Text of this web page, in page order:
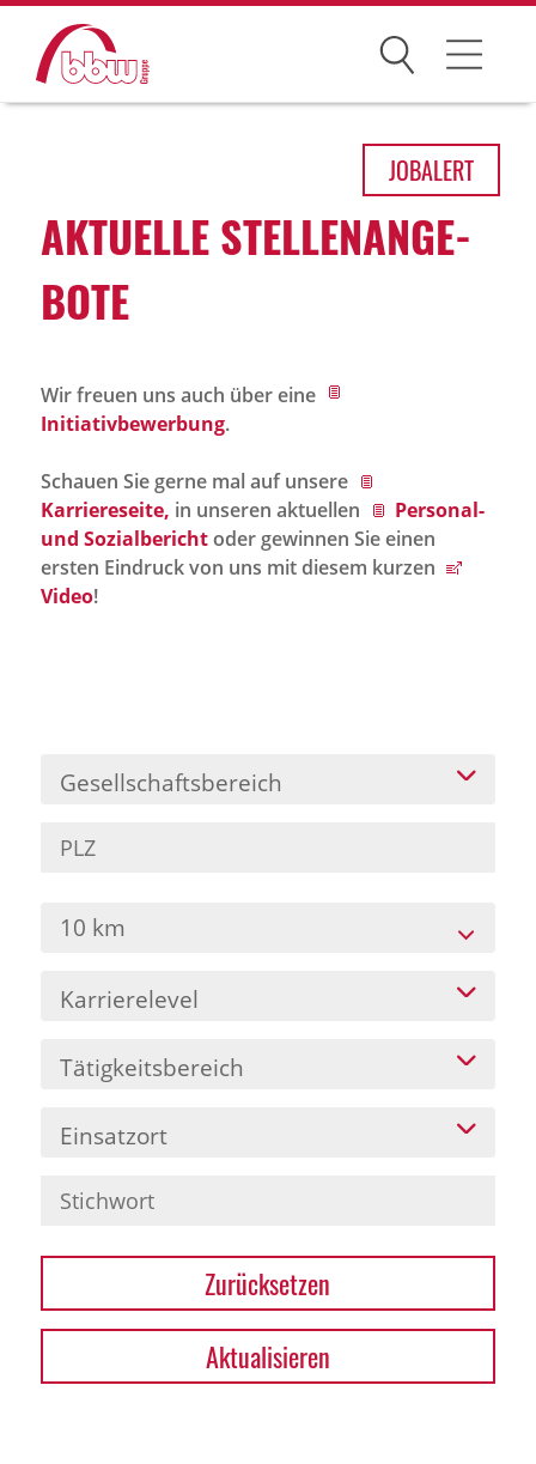
Suchen
Über uns
Historie
bbw als Arbeitgeber
Jobportal
Presse und Medien
Karriere
Presse
News Archiv
JOBALERT
AKTU­ELLE STEL­LEN­AN­GE­
BOTE
Wir freuen uns auch über eine
Initiativbewerbung.
Schauen Sie gerne mal auf unsere
Karriereseite, in unseren aktuellen
Personal-
und Sozialberichtoder gewinnen Sie einen
ersten Eindruck von uns mit diesem kurzen
Video!
Gesellschaftsbereich
10 km
Karrierelevel
Tätigkeitsbereich
Einsatzort
Zurücksetzen
Aktualisieren